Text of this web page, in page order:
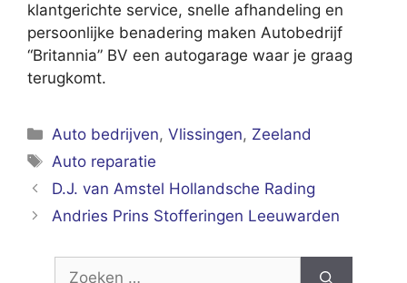
klantgerichte service, snelle afhandeling en
persoonlijke benadering maken Autobedrijf
“Britannia” BV een autogarage waar je graag
terugkomt.
Categorieën
Auto bedrijven,Vlissingen, Zeeland
Tags
Auto reparatie
D.J. van Amstel Hollandsche Rading
Andries Prins Stofferingen Leeuwarden
Zoek